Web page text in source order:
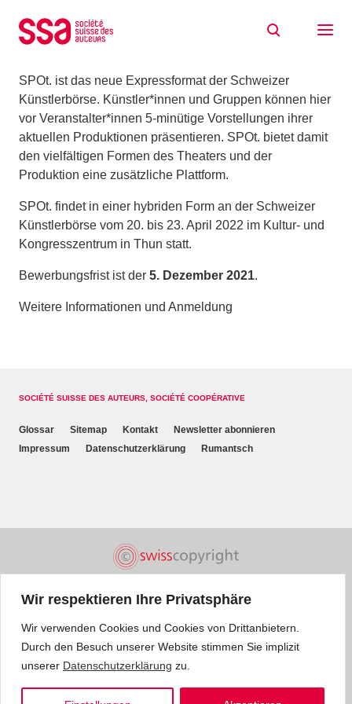
Wir respektieren Ihre Privatsphäre
Wir verwenden Cookies und Cookies von Drittanbietern.
Durch den Besuch unserer Website stimmen Sie implizit
unserer Datenschutzerklärung zu.
SPOt. ist das neue Expressformat der Schweizer
Künstlerbörse. Künstler*innen und Gruppen können hier
vor Veranstalter*innen 5-minütige Vorstellungen ihrer
aktuellen Produktionen präsentieren. SPOt. bietet damit
den vielfältigen Formen des Theaters und der
Produktion eine zusätzliche Plattform.
SPOt. findet in einer hybriden Form an der Schweizer
Künstlerbörse vom 20. bis 23. April 2022 im Kultur- und
Kongresszentrum in Thun statt.
Bewerbungsfrist ist der 5. Dezember 2021.
Weitere Informationen und Anmeldung
SOCIÉTÉ SUISSE DES AUTEURS, SOCIÉTÉ COOPÉRATIVE
Glossar Sitemap Kontakt
Newsletter abonnieren
Impressum
Datenschutzerklärung Rumantsch